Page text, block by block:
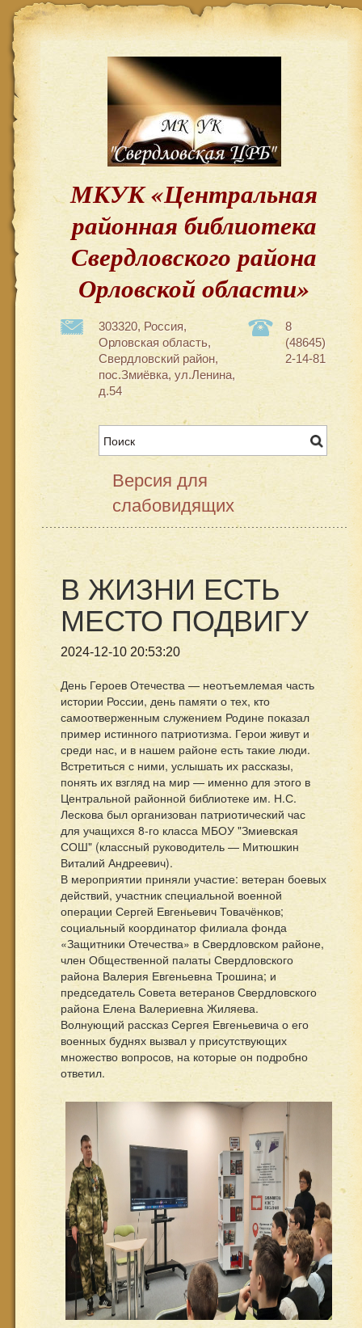
МКУК «Центральная
районная библиотека
Свердловского района
Орловской области»
303320, Россия,
Орловская область,
Свердловский район,
пос.Змиёвка, ул.Ленина,
д.54
8
(48645)
2-14-81
Версия для
слабовидящих
В ЖИЗНИ ЕСТЬ
МЕСТО ПОДВИГУ
2024-12-10 20:53:20
День Героев Отечества — неотъемлемая часть
истории России, день памяти о тех, кто
самоотверженным служением Родине показал
пример истинного патриотизма. Герои живут и
среди нас, и в нашем районе есть такие люди.
Встретиться с ними, услышать их рассказы,
понять их взгляд на мир — именно для этого в
Центральной районной библиотеке им. Н.С.
Лескова был организован патриотический час
для учащихся 8-го класса МБОУ "Змиевская
СОШ" (классный руководитель — Митюшкин
Виталий Андреевич).
В мероприятии приняли участие: ветеран боевых
действий, участник специальной военной
операции Сергей Евгеньевич Товачёнков;
социальный координатор филиала фонда
«Защитники Отечества» в Свердловском районе,
член Общественной палаты Свердловского
района Валерия Евгеньевна Трошина; и
председатель Совета ветеранов Свердловского
района Елена Валериевна Жиляева.
Волнующий рассказ Сергея Евгеньевича о его
военных буднях вызвал у присутствующих
множество вопросов, на которые он подробно
ответил.